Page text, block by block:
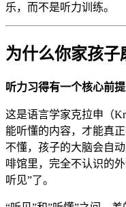
乐，而不是听力训练。
为什么你家孩
听力习得有一个核心前
这是语言学家克拉申（
能听懂的内容，才能真
不懂，孩子的大脑会自
啡馆里，完全不认识的
听见”了。